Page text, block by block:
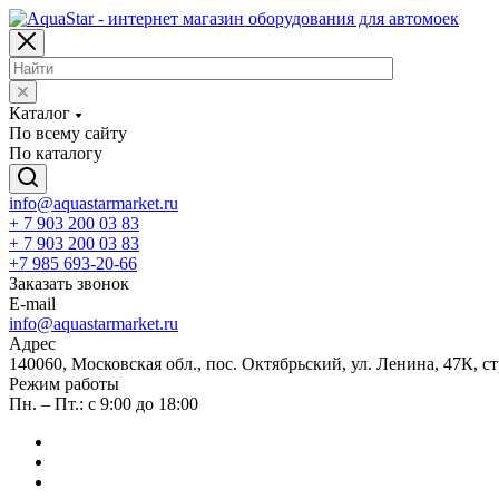
Каталог
По всему сайту
По каталогу
info@aquastarmarket.ru
+ 7 903 200 03 83
+ 7 903 200 03 83
+7 985 693-20-66
Заказать звонок
E-mail
info@aquastarmarket.ru
Адрес
140060, Московская обл., пос. Октябрьский, ул. Ленина, 47К,
Режим работы
Пн. – Пт.: с 9:00 до 18:00